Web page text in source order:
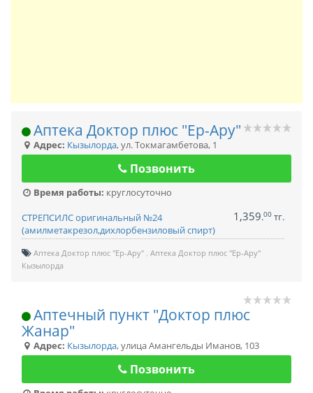
Аптека Доктор плюс "Ер-Ару"
Адрес: Кызылорда,ул. Токмагамбетова, 1
Позвонить
Время работы: круглосуточно
СТРЕПСИЛС оригинальный №24
(амилметакрезол,дихлорбензиловый спирт)
1,359.00 тг.
Аптека Доктор плюс "Ер-Ару" Аптека Доктор плюс "Ер-Ару"
Кызылорда
Аптечный пункт "Доктор плюс
Жанар"
Адрес: Кызылорда,улица Амангельды Иманов, 103
Позвонить